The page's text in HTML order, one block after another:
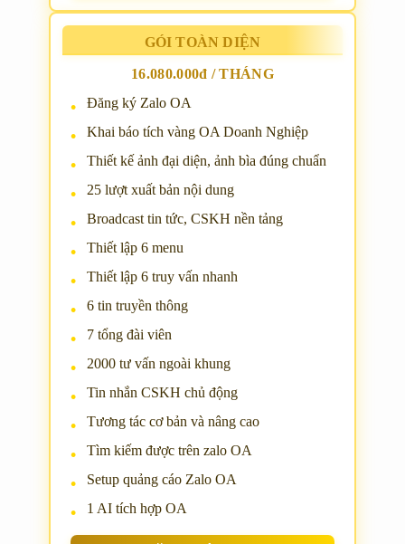
GÓI TOÀN DIỆN
16.080.000đ / THÁNG
Đăng ký Zalo OA
Khai báo tích vàng OA Doanh Nghiệp
Thiết kế ảnh đại diện, ảnh bìa đúng chuẩn
25 lượt xuất bản nội dung
Broadcast tin tức, CSKH nền tảng
Thiết lập 6 menu
Thiết lập 6 truy vấn nhanh
6 tin truyền thông
7 tổng đài viên
2000 tư vấn ngoài khung
Tin nhắn CSKH chủ động
Tương tác cơ bản và nâng cao
Tìm kiếm được trên zalo OA
Setup quảng cáo Zalo OA
1 AI tích hợp OA